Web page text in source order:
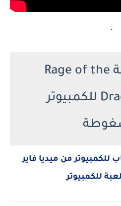
.
تحميل لعبة Rage of the
Dragons NEO للكمبيوتر
للكمبيوتر من ميديا فاير
للكمبيوتر